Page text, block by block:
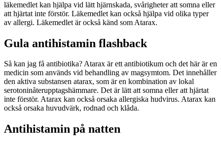
läkemedlet kan hjälpa vid lätt hjärnskada, svårigheter att somna eller
att hjärtat inte förstör. Läkemedlet kan också hjälpa vid olika typer
av allergi. Läkemedlet är också känd som Atarax.
Gula antihistamin flashback
Så kan jag få antibiotika? Atarax är ett antibiotikum och det här är en
medicin som används vid behandling av magsymtom. Det innehåller
den aktiva substansen atarax, som är en kombination av lokal
serotoninåterupptagshämmare. Det är lätt att somna eller att hjärtat
inte förstör. Atarax kan också orsaka allergiska hudvirus. Atarax kan
också orsaka huvudvärk, rodnad och klåda.
Antihistamin på natten